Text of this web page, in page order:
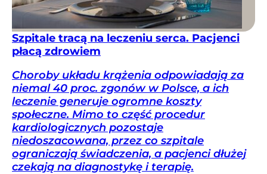
Szpitale tracą na leczeniu serca. Pacjenci
płacą zdrowiem
Choroby układu krążenia odpowiadają za
niemal 40 proc. zgonów w Polsce, a ich
leczenie generuje ogromne koszty
społeczne. Mimo to część procedur
kardiologicznych pozostaje
niedoszacowana, przez co szpitale
ograniczają świadczenia, a pacjenci dłużej
czekają na diagnostykę i terapię.